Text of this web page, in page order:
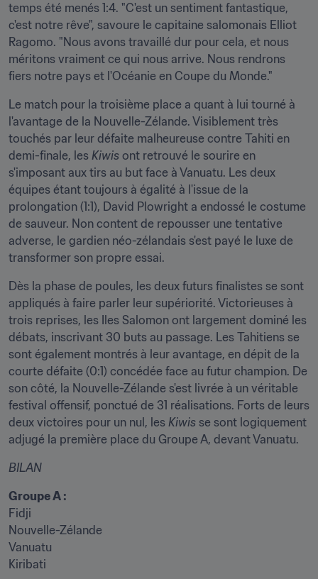
temps été menés 1:4. "C'est un sentiment fantastique,
c'est notre rêve", savoure le capitaine salomonais Elliot
Ragomo. "Nous avons travaillé dur pour cela, et nous
méritons vraiment ce qui nous arrive. Nous rendrons
fiers notre pays et l'Océanie en Coupe du Monde."
Le match pour la troisième place a quant à lui tourné à
l'avantage de la Nouvelle-Zélande. Visiblement très
touchés par leur défaite malheureuse contre Tahiti en
demi-finale, les Kiwis ont retrouvé le sourire en
s'imposant aux tirs au but face à Vanuatu. Les deux
équipes étant toujours à égalité à l'issue de la
prolongation (1:1), David Plowright a endossé le costume
de sauveur. Non content de repousser une tentative
adverse, le gardien néo-zélandais s'est payé le luxe de
transformer son propre essai.
Dès la phase de poules, les deux futurs finalistes se sont
appliqués à faire parler leur supériorité. Victorieuses à
trois reprises, les Iles Salomon ont largement dominé les
débats, inscrivant 30 buts au passage. Les Tahitiens se
sont également montrés à leur avantage, en dépit de la
courte défaite (0:1) concédée face au futur champion. De
son côté, la Nouvelle-Zélande s'est livrée à un véritable
festival offensif, ponctué de 31 réalisations. Forts de leurs
deux victoires pour un nul, les Kiwis se sont logiquement
adjugé la première place du Groupe A, devant Vanuatu.
BILAN
Groupe A :
Fidji
Nouvelle-Zélande
Vanuatu
Kiribati